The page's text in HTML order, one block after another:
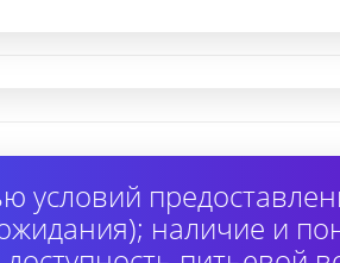
наличие и